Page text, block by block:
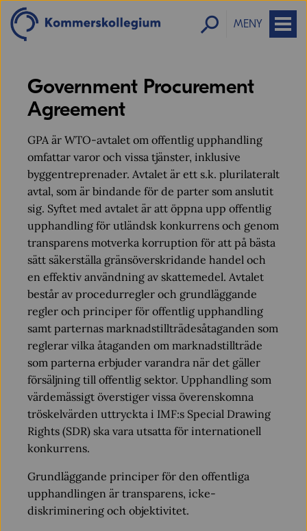
MENY
Government Procurement
Agreement
GPA är WTO-avtalet om offentlig upphandling
omfattar varor och vissa tjänster, inklusive
byggentreprenader. Avtalet är ett s.k. plurilateralt
avtal, som är bindande för de parter som anslutit
sig. Syftet med avtalet är att öppna upp offentlig
upphandling för utländsk konkurrens och genom
transparens motverka korruption för att på bästa
sätt säkerställa gränsöverskridande handel och
en effektiv användning av skattemedel. Avtalet
består av procedurregler och grundläggande
regler och principer för offentlig upphandling
samt parternas marknadstillträdesåtaganden som
reglerar vilka åtaganden om marknadstillträde
som parterna erbjuder varandra när det gäller
försäljning till offentlig sektor. Upphandling som
värdemässigt överstiger vissa överenskomna
tröskelvärden uttryckta i IMF:s Special Drawing
Rights (SDR) ska vara utsatta för internationell
konkurrens.
Grundläggande principer för den offentliga
upphandlingen är transparens, icke-
diskriminering och objektivitet.